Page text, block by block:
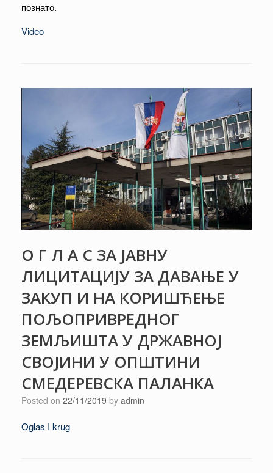
познато.
Video
О Г Л А С ЗА ЈАВНУ
ЛИЦИТАЦИЈУ ЗА ДАВАЊЕ У
ЗАКУП И НА КОРИШЋЕЊЕ
ПОЉОПРИВРЕДНОГ
ЗЕМЉИШТА У ДРЖАВНОЈ
СВОЈИНИ У ОПШТИНИ
СМЕДЕРЕВСКА ПАЛАНКА
Posted on 22/11/2019 by admin
Oglas I krug